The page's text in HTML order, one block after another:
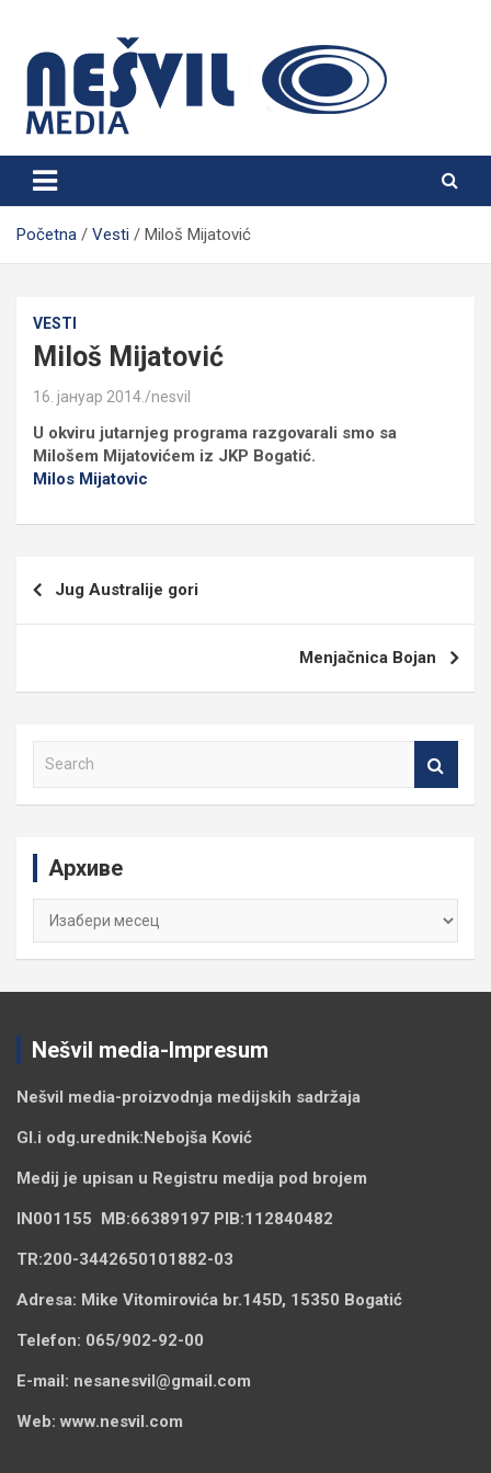
content
Nešvil Media Bogatić
Početna Vesti Miloš Mijatović
VESTI
Miloš Mijatović
16. јануар 2014. nesvil
U okviru jutarnjeg programa razgovarali smo sa
Milošem Mijatovićem iz JKP Bogatić.
Milos Mijatovic
чланка
Jug Australije gori
Menjačnica Bojan
Архиве
Архиве
Nešvil media-Impresum
Nešvil media-proizvodnja medijskih sadržaja
Gl.i odg.urednik:Nebojša Ković
Medij je upisan u Registru medija pod brojem
IN001155 MB:66389197 PIB:112840482
TR:200-3442650101882-03
Adresa: Mike Vitomirovića br.145D, 15350 Bogatić
Telefon: 065/902-92-00
E-mail: nesanesvil@gmail.com
Web: www.nesvil.com